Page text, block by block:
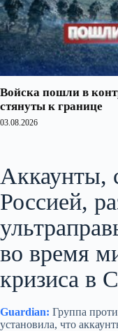
Войска пошли в
стянуты к границе
03.08.2026
Аккаунты,
Россией,
во время
кризиса в
Guardian: Группа
установила, что